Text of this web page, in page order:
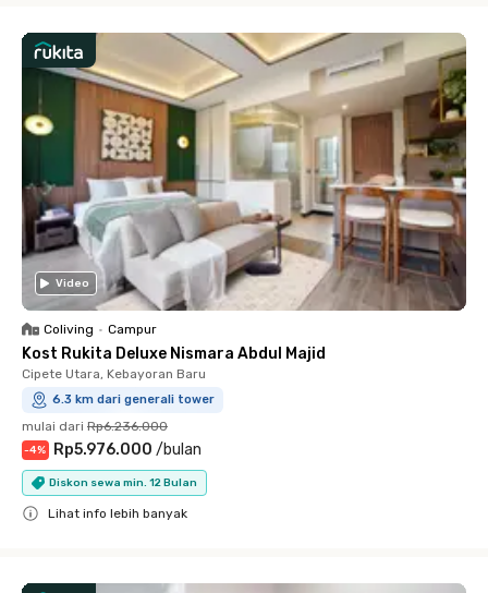
Video
Coliving • Campur
Kost Rukita Deluxe Nismara Abdul Majid
Cipete Utara, Kebayoran Baru
6.3 km dari generali tower
mulai dari Rp6.236.000
-4% Rp5.976.000 /bulan
Diskon sewa min. 12 Bulan
Lihat info lebih banyak